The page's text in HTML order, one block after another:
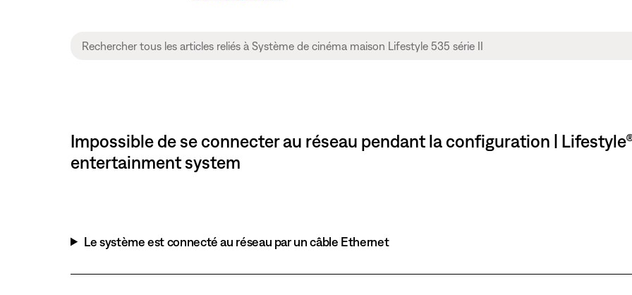
Impossible de se connecter au réseau pendant la configuration |
entertainment system
Le système est connecté au réseau par un câble Ethernet